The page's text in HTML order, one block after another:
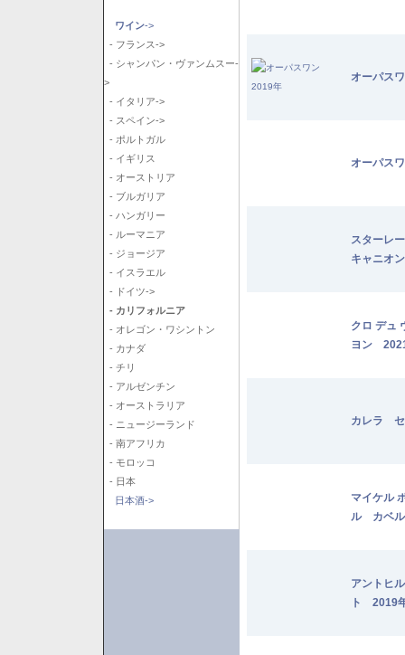
ワイン->
- フランス->
- シャンパン・ヴァンムスー-
>
- イタリア->
- スペイン->
- ポルトガル
- イギリス
- オーストリア
- ブルガリア
- ハンガリー
- ルーマニア
- ジョージア
- イスラエル
- ドイツ->
- カリフォルニア
- オレゴン・ワシントン
- カナダ
- チリ
- アルゼンチン
- オーストラリア
- ニュージーランド
- 南アフリカ
- モロッコ
- 日本
日本酒->
オーパス
オーパス
スターレ
キャニオ
クロ デュ
ヨン
カレラ
マイケル
ル カベ
アントヒ
ト 2019